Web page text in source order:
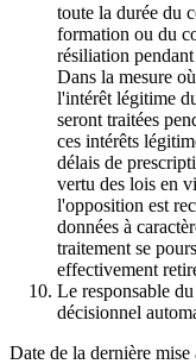
toute la durée du
formation ou du
résiliation
Dans la mesure
l'intérêt légitime
seront traitées
ces intérêts
délais de
vertu des lois en
l'opposition est
données à
traitement se
effectivement
Le responsable
décisionnel
Date de la dernière